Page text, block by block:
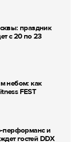
праздник
с 20 по 23
небом: как
FEST
перформанс и
гостей DDX